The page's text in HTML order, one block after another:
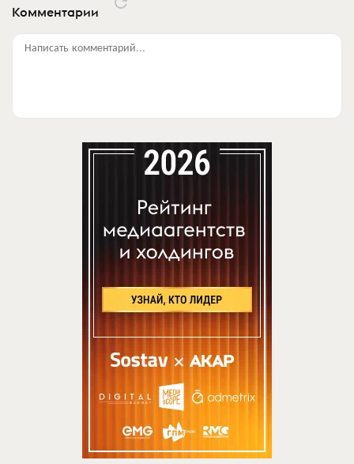
Комментарии
Написать комментарий...